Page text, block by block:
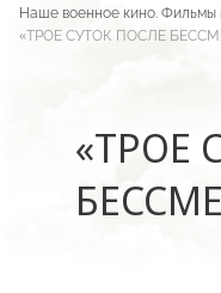
Наше военное кино. Фильмы
«ТРОЕ СУТОК ПОСЛЕ
«ТРОЕ